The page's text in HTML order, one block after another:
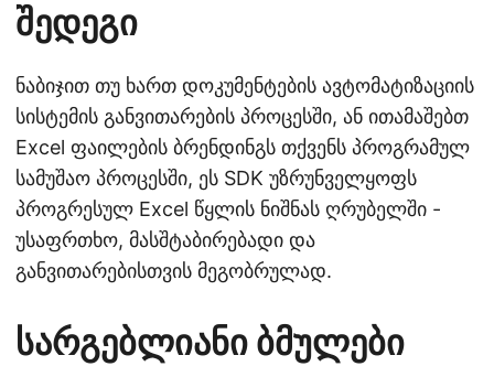
შედეგი
ნაბიჯით თუ ხართ დოკუმენტების ავტომატიზაციის
სისტემის განვითარების პროცესში, ან ითამაშებთ
Excel ფაილების ბრენდინგს თქვენს პროგრამულ
სამუშაო პროცესში, ეს SDK უზრუნველყოფს
პროგრესულ Excel წყლის ნიშნას ღრუბელში -
უსაფრთხო, მასშტაბირებადი და
განვითარებისთვის მეგობრულად.
სარგებლიანი ბმულები